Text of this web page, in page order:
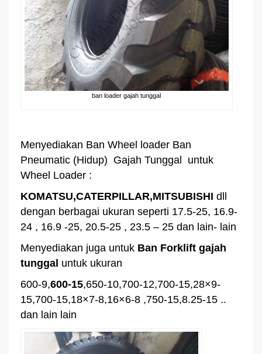
ban loader gajah tunggal
Menyediakan Ban Wheel loader Ban
Pneumatic (Hidup) Gajah Tunggal untuk
Wheel Loader :
KOMATSU,CATERPILLAR,MITSUBISHI dll
dengan berbagai ukuran seperti 17.5-25, 16.9-
24 , 16.9 -25, 20.5-25 , 23.5 – 25 dan lain- lain
Menyediakan juga untuk Ban Forklift gajah
tunggal untuk ukuran
600-9,600-15,650-10,700-12,700-15,28×9-
15,700-15,18×7-8,16×6-8 ,750-15,8.25-15 ..
dan lain lain